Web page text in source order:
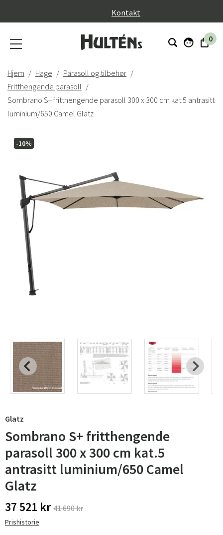
Kontakt
0
Hjem Hage
Parasoll og tilbehør
Fritthengende parasoll
Sombrano S+ fritthengende parasoll 300 x 300 cm kat.5 antrasitt
luminium/650 Camel Glatz
-10%
Glatz
Sombrano S+ fritthengende
parasoll 300 x 300 cm kat.5
antrasitt luminium/650 Camel
Glatz
37 521 kr 41 690 kr
Prishistorie